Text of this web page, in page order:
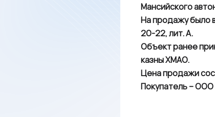
Мансийского
На продажу было
20-22, лит. А.
Объект ранее
казны ХМАО.
Цена продажи
Покупатель –